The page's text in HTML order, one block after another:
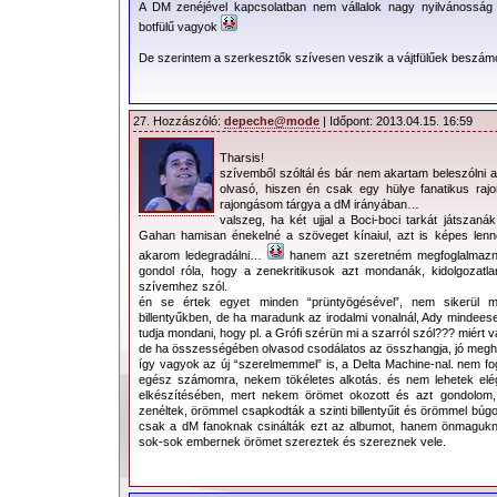
Hillier trilógiaelső darabjának alcíme üzeni), a végkifejlet
az Isteni színjáték is az (
Majd a gyönyör oltárán
És szívemet a vágy
Benned békére
Javaslom esküvői meghívóra vésni az unalomig csépelt
refrén („Goodbye pain”).Viszlát újra , teszi hozzá gyorsanDave
gyönyör és boldogság van, ott szükségképpen ott a
egyszer megtaláljuk azt a valakit, aki mellett végül békére lelünk.
Ahogyan Dante is fogalmazta, a szeretet megállíthatatlanul
meg újra elkapja és magával rántja az embert. Ha azonban
múlik, hogy a végén a Poklot vagy éppen a saját külön bejáratú
Már csak abban bízzunk, hogy adepeCHe MODE a soron
forgatja a gépek kerekeit és azEpszilon Masiná ból
remekmű tárul elénk.
Greedy
Megjegyzés: a dőlt betűvel szedett részek dalszöveg
A DM zenéjével kapcsolatban nem vállalok nagy
botfülű vagyok
De szerintem a szerkesztők szívesen veszik a vájtfülűek
27. Hozzászóló: depeche@mode | Időpont: 2013.04.15. 16:59
Tharsis!
szívemből szóltál és bár nem akartam beleszólni
olvasó, hiszen én csak egy hülye fanatikus
rajongásom tárgya a dM irányában…
valszeg, ha két ujjal a Boci-boci tarkát
Gahan hamisan énekelné a szöveget kínaiul, azt is képes
akarom ledegradálni…
hanem azt szeretném
gondol róla, hogy a zenekritikusok azt mondanák,
szívemhez szól.
én se értek egyet minden “prüntyögésével”, nem sikerül
billentyűkben, de ha maradunk az irodalmi vonalnál, Ady
tudja mondani, hogy pl. a Grófi szérün mi a szarról szól??? miért
de ha összességében olvasod csodálatos az összhangja, jó
így vagyok az új “szerelmemmel” is, a Delta Machine-nal. nem
egész számomra, nekem tökéletes alkotás. és nem lehetek
elkészítésében, mert nekem örömet okozott és azt
zenéltek, örömmel csapkodták a szinti billentyűit és örömmel
csak a dM fanoknak csinálták ezt az albumot, hanem
sok-sok embernek örömet szereztek és szereznek vele.